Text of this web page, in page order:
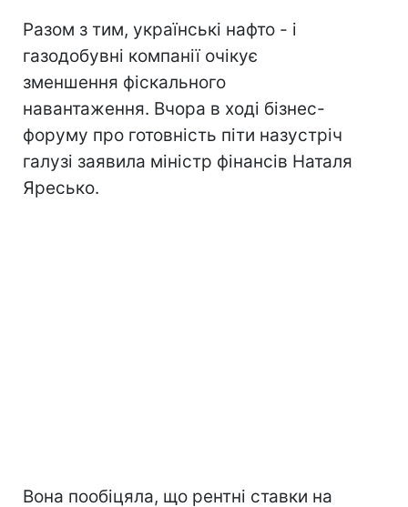
Разом з тим, українські нафто - і
газодобувні компанії очікує
зменшення фіскального
навантаження. Вчора в ході бізнес-
форуму про готовність піти назустріч
галузі заявила міністр фінансів Наталя
Яресько.
Вона пообіцяла, що рентні ставки на